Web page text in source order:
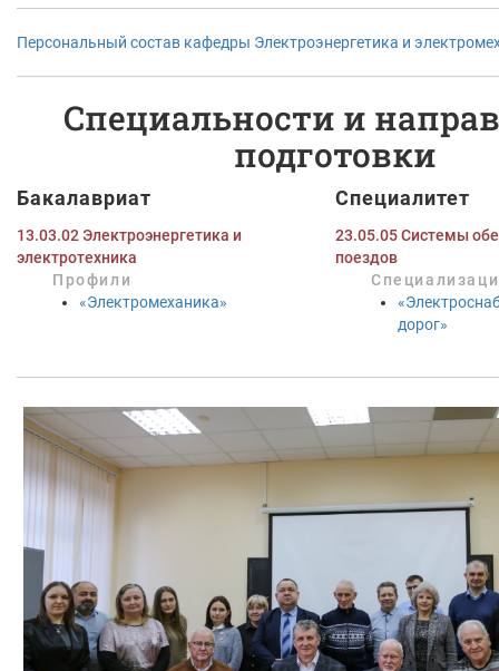
Персональный состав кафедры Электроэнергетика и
Специальности и
подготовки
Бакалавриат
13.03.02 Электроэнергетика и
электротехника
Профили
«Электромеханика»
Специалитет
23.05.05 Системы
поездов
дорог»